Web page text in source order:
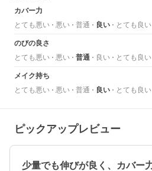
カバー力
とても悪い
悪い 普通 良い とても良い
のびの良さ
とても悪い
悪い 普通 良い とても良い
メイク持ち
とても悪い
悪い 普通 良い とても良い
ピックアップレビュー